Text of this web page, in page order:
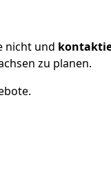
nicht und
zu planen.